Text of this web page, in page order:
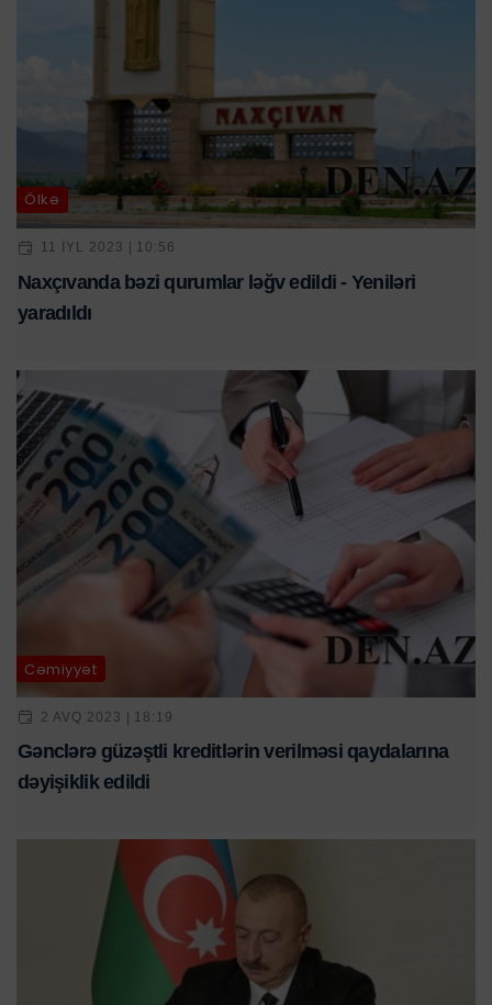
Ölkə
11 IYL 2023 | 10:56
Naxçıvanda bəzi qurumlar ləğv edildi - Yeniləri
yaradıldı
Cəmiyyət
2 AVQ 2023 | 18:19
Gənclərə güzəştli kreditlərin verilməsi qaydalarına
dəyişiklik edildi